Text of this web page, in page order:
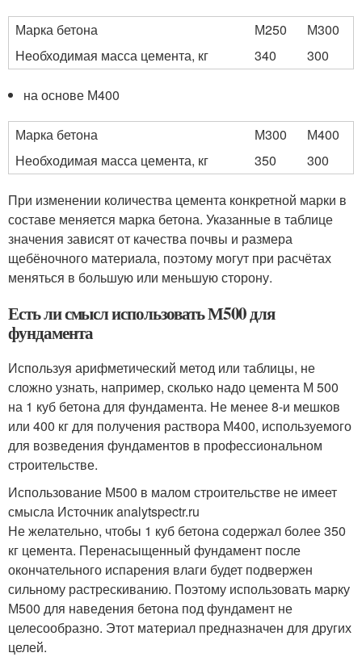
Марка бетона М250
М300
Необходимая масса цемента, кг
340 300
на основе М400
Марка бетона М300
М400
Необходимая масса цемента, кг
350 300
При изменении количества цемента конкретной марки в
составе меняется марка бетона. Указанные в таблице
значения зависят от качества почвы и размера
щебёночного материала, поэтому могут при расчётах
меняться в большую или меньшую сторону.
Есть ли смысл использовать М500 для
фундамента
Используя арифметический метод или таблицы, не
сложно узнать, например, сколько надо цемента М 500
на 1 куб бетона для фундамента. Не менее 8-и мешков
или 400 кг для получения раствора М400, используемого
для возведения фундаментов в профессиональном
строительстве.
Использование М500 в малом строительстве не имеет
смысла Источник analytspectr.ru
Не желательно, чтобы 1 куб бетона содержал более 350
кг цемента. Перенасыщенный фундамент после
окончательного испарения влаги будет подвержен
сильному растрескиванию. Поэтому использовать марку
М500 для наведения бетона под фундамент не
целесообразно. Этот материал предназначен для других
целей.